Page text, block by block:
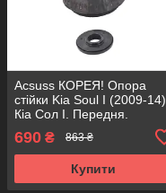
Acsuss КОРЕЯ! Опора
стійки Kia Soul I (2009-14)
Кіа Сол I. Передня.
VKDA88511
690 ₴ 863 ₴
Купити